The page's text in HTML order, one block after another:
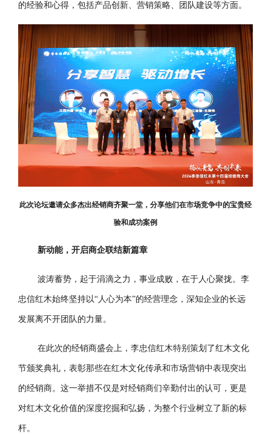
的经验和心得，包括产品创新、营销策略、团队建设等方面。
此次论坛邀请众多杰出经销商齐聚一堂，分享他们在市场竞争中的宝贵经
验和成功案例
新动能，开启商企联结新篇章
波涛蓄势，起于涓滴之力，事业成败，在于人心聚拢。李
忠信红木始终坚持以“人心为本”的经营理念，深知企业的长远
发展离不开团队的力量。
在此次的经销商盛会上，李忠信红木特别策划了红木文化
节颁奖典礼，表彰那些在红木文化传承和市场营销中表现突出
的经销商。这一举措不仅是对经销商们辛勤付出的认可，更是
对红木文化价值的深度挖掘和弘扬，为整个行业树立了新的标
杆。